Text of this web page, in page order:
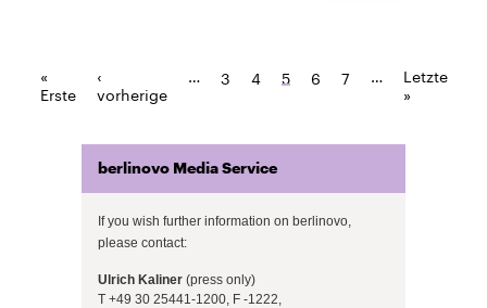
«
Erste
‹
vorherige
… 3 4 5 6 7 … Letzte
»
berlinovo Media Service
If you wish further information on berlinovo,
please contact:
Ulrich Kaliner (press only)
T +49 30 25441-1200, F -1222,